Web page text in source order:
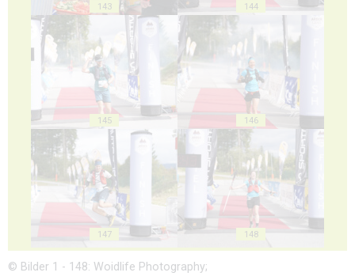
143 144
145 146
147 148
© Bilder 1 - 148: Woidlife Photography;